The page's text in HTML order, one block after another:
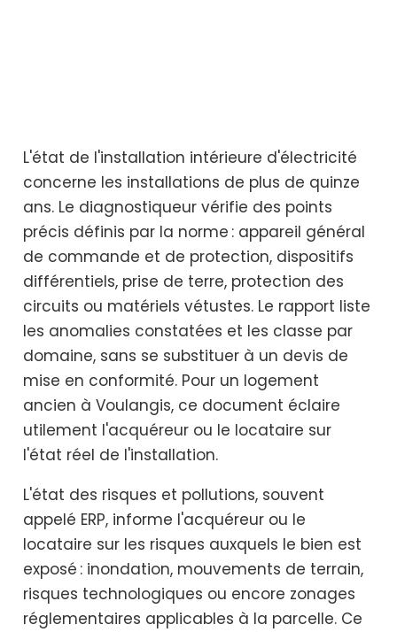
L'état de l'installation intérieure d'électricité
concerne les installations de plus de quinze
ans. Le diagnostiqueur vérifie des points
précis définis par la norme : appareil général
de commande et de protection, dispositifs
différentiels, prise de terre, protection des
circuits ou matériels vétustes. Le rapport liste
les anomalies constatées et les classe par
domaine, sans se substituer à un devis de
mise en conformité. Pour un logement
ancien à Voulangis, ce document éclaire
utilement l'acquéreur ou le locataire sur
l'état réel de l'installation.
L'état des risques et pollutions, souvent
appelé ERP, informe l'acquéreur ou le
locataire sur les risques auxquels le bien est
exposé : inondation, mouvements de terrain,
risques technologiques ou encore zonages
réglementaires applicables à la parcelle. Ce